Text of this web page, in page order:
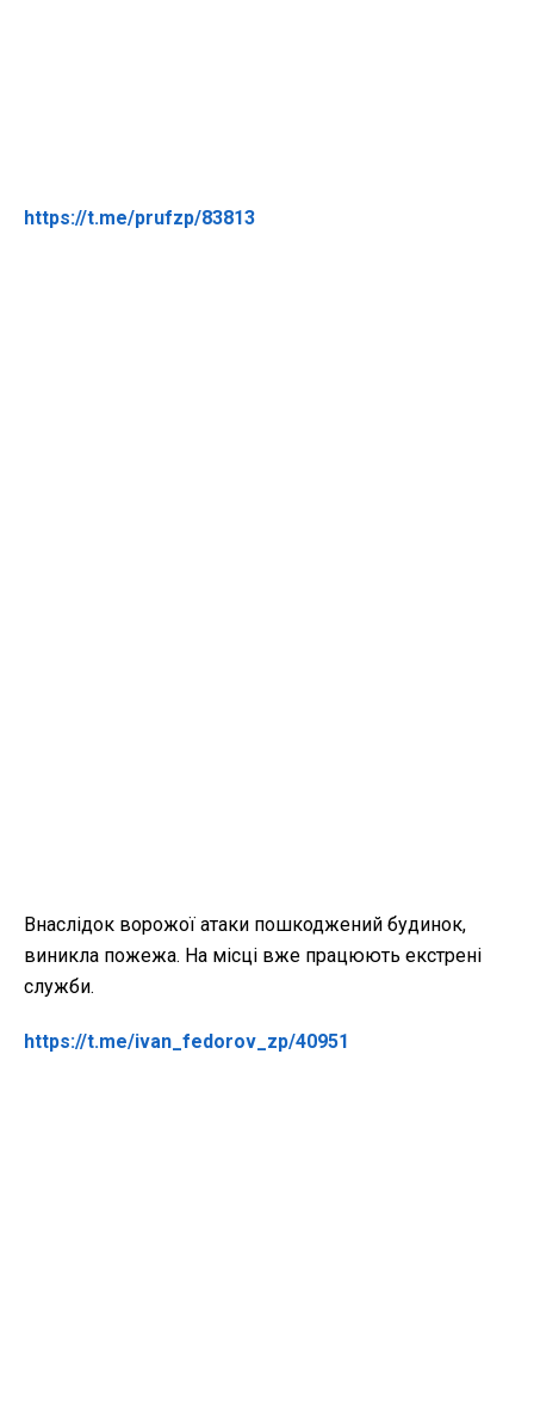
https://t.me/prufzp/83813
Внаслідок ворожої атаки пошкоджений будинок,
виникла пожежа. На місці вже працюють екстрені
служби.
https://t.me/ivan_fedorov_zp/40951